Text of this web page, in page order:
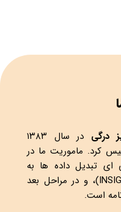
درگی
در سال ۱۳۸۳
کرد. ماموریت ما در
ای تبدیل داده ها به
اطلاعات، و پس از آن بینش (INSIGHT)، و در مراحل بعد
است.